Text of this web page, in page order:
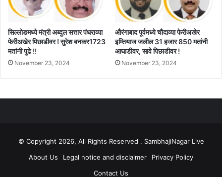
सिल्लोडमध्ये मंत्री अब्दुल सत्तार पंधराव्या
फेरीअखेर पिछाडीवर ! सुरेश बनकर1723
मतांनी पुढे !!
November 23, 2024
औरंगाबाद पूर्वमध्ये चौदाव्या फेरीअखेर
इम्तियाज जलील 31 हजार 850 मतांनी
आघाडीवर, सावे पिछाडीवर !
November 23, 2024
© Copyright 2026, All Rights Reserved . SambhajiNagar Live
About Us
Legal notice and disclaimer
Privacy Policy
Contact Us